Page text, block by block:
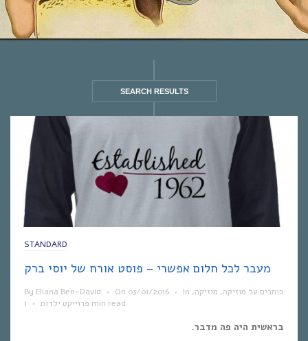
SEARCH RESULTS
STANDARD
מעבר לכל חלום אפשרי – פוסט אורח של יוסי ברק
By Eliana Ben-David • On 03/01/2016 • In כותבים על מוזיקה, מוזיקה,
פרוייקט ילדות • 1 min read
בראשית היה פה מדבר.